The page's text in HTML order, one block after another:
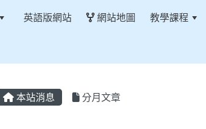
英語版網站 網站地圖 教學課程
本站消息 分月文章